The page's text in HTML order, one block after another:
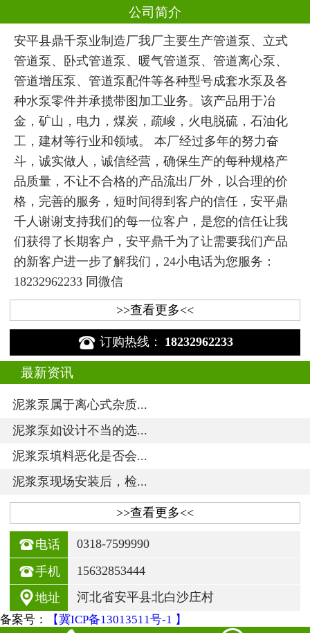
公司简介
安平县鼎千泵业制造厂我厂主要生产管道泵、立式
管道泵、卧式管道泵、暖气管道泵、管道离心泵、
管道增压泵、管道泵配件等各种型号成套水泵及各
种水泵零件并承揽带图加工业务。该产品用于冶
金，矿山，电力，煤炭，疏峻，火电脱硫，石油化
工，建材等行业和领域。 本厂经过多年的努力奋
斗，诚实做人，诚信经营，确保生产的每种规格产
品质量，不让不合格的产品流出厂外，以合理的价
格，完善的服务，短时间得到客户的信任，安平鼎
千人谢谢支持我们的每一位客户，是您的信任让我
们获得了长期客户，安平鼎千为了让需要我们产品
的新客户进一步了解我们，24小电话为您服务：
18232962233 同微信
>>查看更多<<
 订购热线： 18232962233
最新资讯
泥浆泵属于离心式杂质...
泥浆泵如设计不当的选...
泥浆泵填料恶化是否会...
泥浆泵现场安装后，检...
>>查看更多<<
电话 0318-7599990
手机 15632853444
地址 河北省安平县北白沙庄村
备案号： 【冀ICP备13013511号-1 】